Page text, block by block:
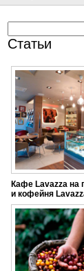
Статьи
Кафе Lavazza на
и кофейня